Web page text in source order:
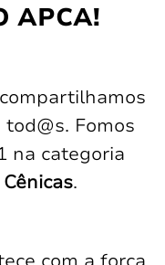
APCA!
Fomos
na categoria
.